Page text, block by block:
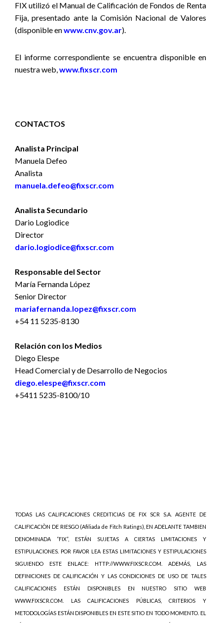
FIX utilizó el Manual de Calificación de Fondos de Renta
Fija, presentado ante la Comisión Nacional de Valores
(disponible enwww.cnv.gov.ar).
El informe correspondiente se encuentra disponible en
nuestra web,www.fixscr.com
CONTACTOS
Analista Principal
Manuela Defeo
Analista
manuela.defeo@fixscr.com
Analista Secundario
Dario Logiodice
Director
dario.logiodice@fixscr.com
Responsable del Sector
María Fernanda López
Senior Director
mariafernanda.lopez@fixscr.com
+54 11 5235-8130
Relación con los Medios
Diego Elespe
Head Comercial y de Desarrollo de Negocios
diego.elespe@fixscr.com
+5411 5235-8100/10
TODAS LAS CALIFICACIONES CREDITICIAS DE FIX SCR S.A. AGENTE DE
CALIFICACIÒN DE RIESGO (Afiliada de Fitch Ratings), EN ADELANTE TAMBIEN
DENOMINADA “FIX”, ESTÁN SUJETAS A CIERTAS LIMITACIONES Y
ESTIPULACIONES. POR FAVOR LEA ESTAS LIMITACIONES Y ESTIPULACIONES
SIGUIENDO ESTE ENLACE: HTTP://WWW.FIXSCR.COM. ADEMÁS, LAS
DEFINICIONES DE CALIFICACIÓN Y LAS CONDICIONES DE USO DE TALES
CALIFICACIONES ESTÁN DISPONIBLES EN NUESTRO SITIO WEB
WWW.FIXSCR.COM. LAS CALIFICACIONES PÚBLICAS, CRITERIOS Y
METODOLOGÍAS ESTÁN DISPONIBLES EN ESTE SITIO EN TODO MOMENTO. EL